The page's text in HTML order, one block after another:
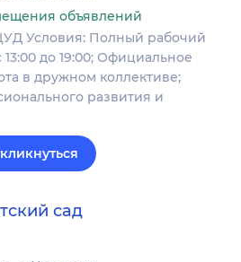
объявлений
Условия: Полный рабочий
до 19:00; Официальное
в дружном коллективе;
развития и
сад